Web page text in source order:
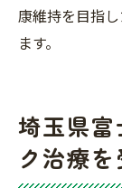
康維持を目指
ます。
埼玉県富
ク治療